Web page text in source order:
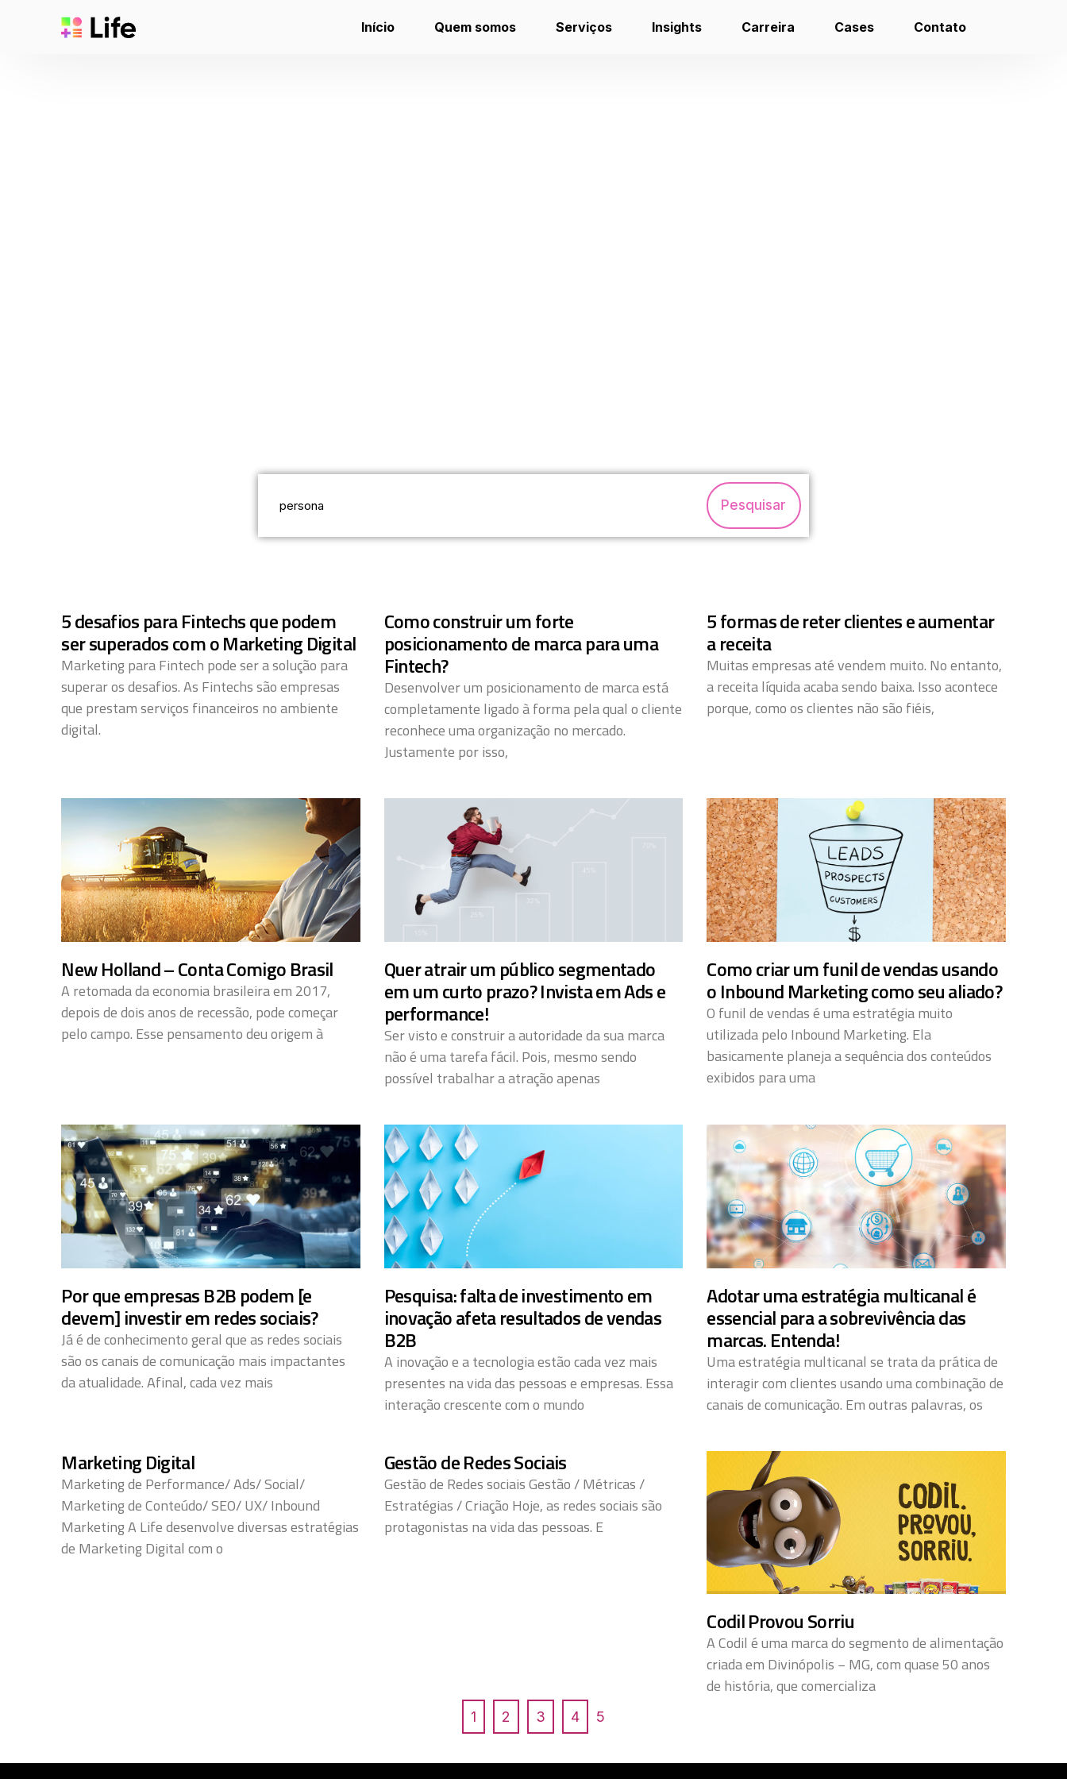
Início Quem somos Serviços Insights Carreira Cases Contato
Pesquisar
5 desafios para Fintechs que podem
ser superados com o Marketing Digital
Marketing para Fintech pode ser a solução para
superar os desafios. As Fintechs são empresas
que prestam serviços financeiros no ambiente
digital.
Como construir um forte
posicionamento de marca para uma
Fintech?
Desenvolver um posicionamento de marca está
completamente ligado à forma pela qual o cliente
reconhece uma organização no mercado.
Justamente por isso,
5 formas de reter clientes e aumentar
a receita
Muitas empresas até vendem muito. No entanto,
a receita líquida acaba sendo baixa. Isso acontece
porque, como os clientes não são fiéis,
New Holland – Conta Comigo Brasil
A retomada da economia brasileira em 2017,
depois de dois anos de recessão, pode começar
pelo campo. Esse pensamento deu origem à
Quer atrair um público segmentado
em um curto prazo? Invista em Ads e
performance!
Ser visto e construir a autoridade da sua marca
não é uma tarefa fácil. Pois, mesmo sendo
possível trabalhar a atração apenas
Como criar um funil de vendas usando
o Inbound Marketing como seu aliado?
O funil de vendas é uma estratégia muito
utilizada pelo Inbound Marketing. Ela
basicamente planeja a sequência dos conteúdos
exibidos para uma
Por que empresas B2B podem [e
devem] investir em redes sociais?
Já é de conhecimento geral que as redes sociais
são os canais de comunicação mais impactantes
da atualidade. Afinal, cada vez mais
Pesquisa: falta de investimento em
inovação afeta resultados de vendas
B2B
A inovação e a tecnologia estão cada vez mais
presentes na vida das pessoas e empresas. Essa
interação crescente com o mundo
Adotar uma estratégia multicanal é
essencial para a sobrevivência das
marcas. Entenda!
Uma estratégia multicanal se trata da prática de
interagir com clientes usando uma combinação de
canais de comunicação. Em outras palavras, os
Marketing Digital
Marketing de Performance/ Ads/ Social/
Marketing de Conteúdo/ SEO/ UX/ Inbound
Marketing A Life desenvolve diversas estratégias
de Marketing Digital com o
Gestão de Redes Sociais
Gestão de Redes sociais Gestão / Métricas /
Estratégias / Criação Hoje, as redes sociais são
protagonistas na vida das pessoas. E
Codil Provou Sorriu
A Codil é uma marca do segmento de alimentação
criada em Divinópolis − MG, com quase 50 anos
de história, que comercializa
1 2 3 4 5